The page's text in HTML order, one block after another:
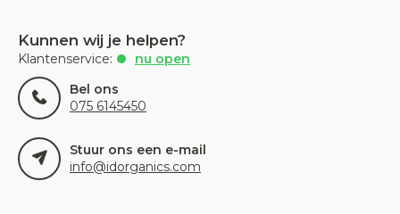
Kunnen wij je helpen?
Klantenservice:
nu open
Bel ons
075 6145450
Stuur ons een e-mail
info@idorganics.com